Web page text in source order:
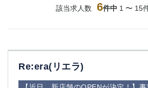
該当求人数 6件中 1 〜 15
Re:era(リエラ)
五反田
①六本木 ②西麻布
大山
赤坂